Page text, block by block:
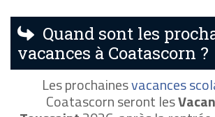
Quand sont les
vacances à Coatascorn ?
Les prochainesvacances
Coatascorn seront les